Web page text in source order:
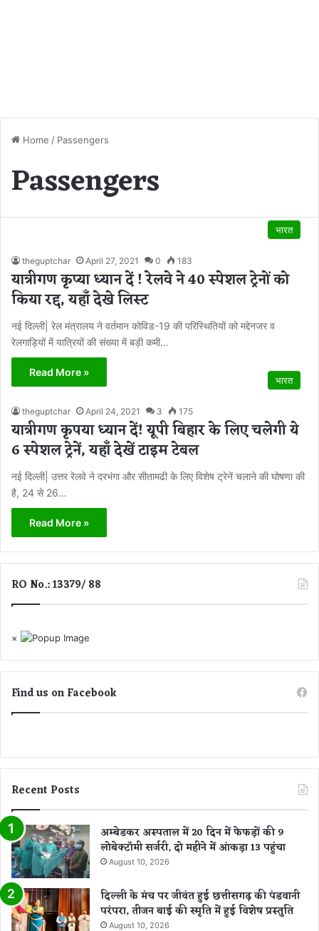
Home / Passengers
Passengers
भारत
theguptchar April 27, 2021 0 183
यात्रीगण कृप्या ध्यान दें ! रेलवे ने 40 स्पेशल ट्रेनों को
किया रद्द, यहाँ देखे लिस्ट
नई दिल्ली| रेल मंत्रालय ने वर्तमान कोविड-19 की परिस्थितियों को मद्देनजर व
रेलगाड़ियों में यात्रियों की संख्या में बड़ी कमी…
Read More »
भारत
theguptchar April 24, 2021 3 175
यात्रीगण कृपया ध्यान दें! यूपी बिहार के लिए चलेगी ये
6 स्पेशल ट्रेनें, यहाँ देखें टाइम टेबल
नई दिल्ली| उत्तर रेलवे ने दरभंगा और सीतामढी के लिए विशेष ट्रेनें चलाने की घोषणा की
है, 24 से 26…
Read More »
RO No.: 13379/ 88
×
Find us on Facebook
Recent Posts
अम्बेडकर अस्पताल में 20 दिन में फेफड़ों की 9
लोबेक्टॉमी सर्जरी, दो महीने में आंकड़ा 13 पहुंचा
August 10, 2026
दिल्ली के मंच पर जीवंत हुई छत्तीसगढ़ की पंडवानी
परंपरा, तीजन बाई की स्मृति में हुई विशेष प्रस्तुति
August 10, 2026